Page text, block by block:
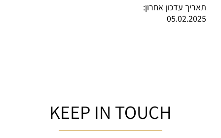
תאריך עדכון אחרון:
05.02.2025
KEEP IN TOUCH